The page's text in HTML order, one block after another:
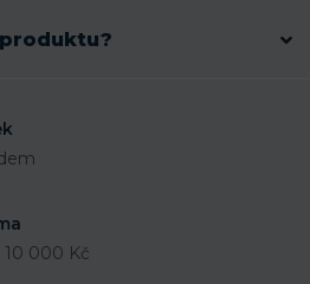
10 000 Kč